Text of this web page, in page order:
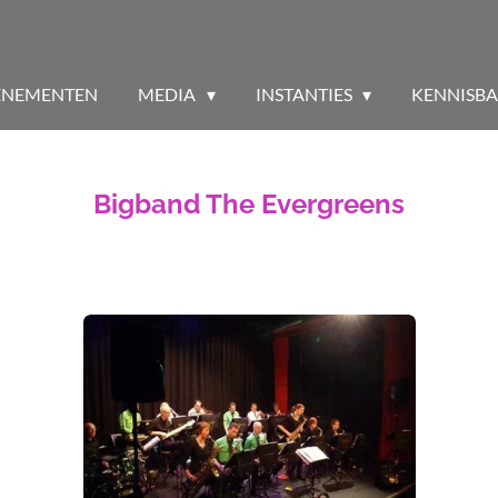
MEDIA INSTANTIES
Bigband The Evergreens